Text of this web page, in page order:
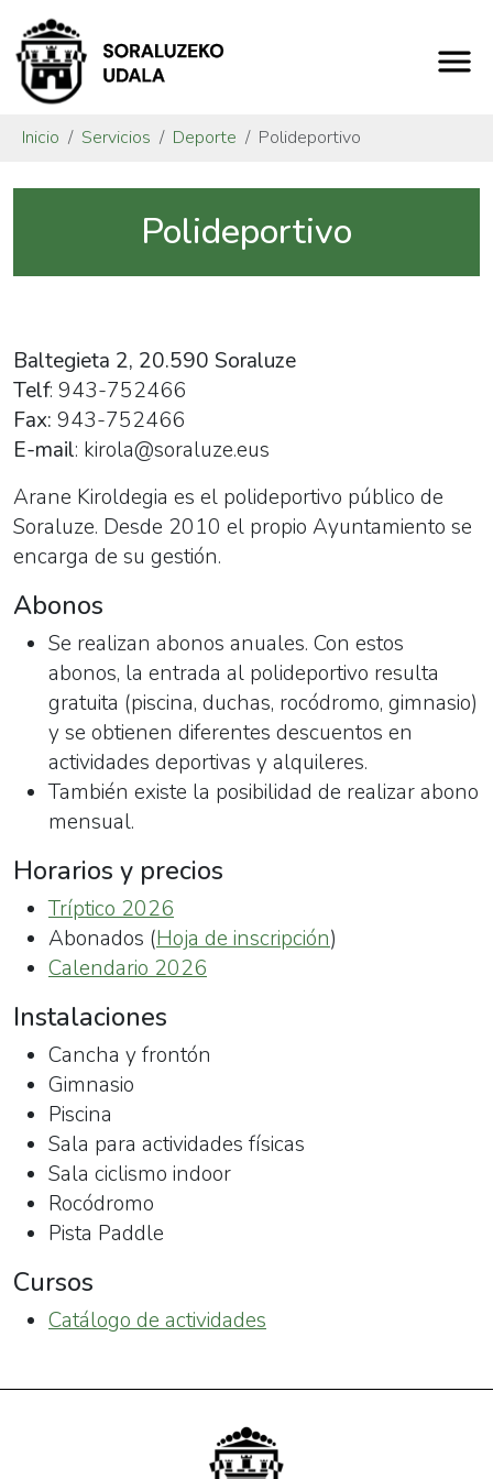
Inicio Servicios Deporte Polideportivo
Polideportivo
Baltegieta 2, 20.590 Soraluze
Telf: 943-752466
Fax: 943-752466
E-mail: kirola@soraluze.eus
Arane Kiroldegia es el polideportivo público de
Soraluze. Desde 2010 el propio Ayuntamiento se
encarga de su gestión.
Abonos
Se realizan abonos anuales. Con estos
abonos, la entrada al polideportivo resulta
gratuita (piscina, duchas, rocódromo, gimnasio)
y se obtienen diferentes descuentos en
actividades deportivas y alquileres.
También existe la posibilidad de realizar abono
mensual.
Horarios y precios
Tríptico 2026
Abonados (Hoja de inscripción)
Calendario 2026
Instalaciones
Cancha y frontón
Gimnasio
Piscina
Sala para actividades físicas
Sala ciclismo indoor
Rocódromo
Pista Paddle
Cursos
Catálogo de actividades